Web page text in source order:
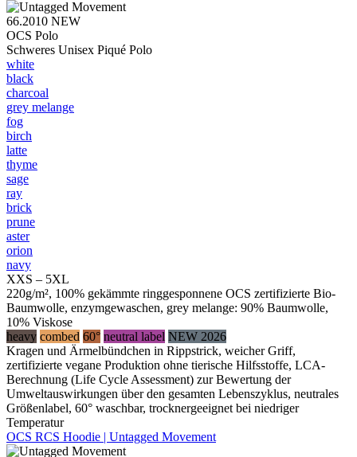
66.2010 NEW
OCS Polo
Schweres Unisex Piqué Polo
white
black
charcoal
grey melange
fog
birch
latte
thyme
sage
ray
brick
prune
aster
orion
navy
XXS – 5XL
220g/m², 100% gekämmte ringgesponnene OCS zertifizierte Bio-
Baumwolle, enzymgewaschen, grey melange: 90% Baumwolle,
10% Viskose
heavy combed 60° neutral label NEW 2026
Kragen und Ärmelbündchen in Rippstrick, weicher Griff,
zertifizierte vegane Produktion ohne tierische Hilfsstoffe, LCA-
Berechnung (Life Cycle Assessment) zur Bewertung der
Umweltauswirkungen über den gesamten Lebenszyklus, neutrales
Größenlabel, 60° waschbar, trocknergeeignet bei niedriger
Temperatur
OCS RCS Hoodie | Untagged Movement